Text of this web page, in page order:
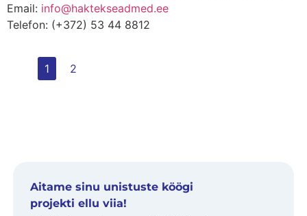
Email: info@haktekseadmed.ee
Telefon: (+372) 53 44 8812
1 2
Aitame sinu unistuste köögi
projekti ellu viia!